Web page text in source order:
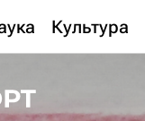
Культура